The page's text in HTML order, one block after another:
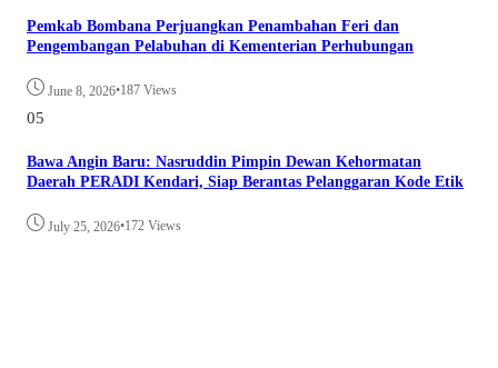
Pemkab Bombana Perjuangkan Penambahan Feri dan
Pengembangan Pelabuhan di Kementerian Perhubungan
June 8, 2026•187 Views
05
Bawa Angin Baru: Nasruddin Pimpin Dewan Kehormatan
Daerah PERADI Kendari, Siap Berantas Pelanggaran Kode Etik
July 25, 2026•172 Views